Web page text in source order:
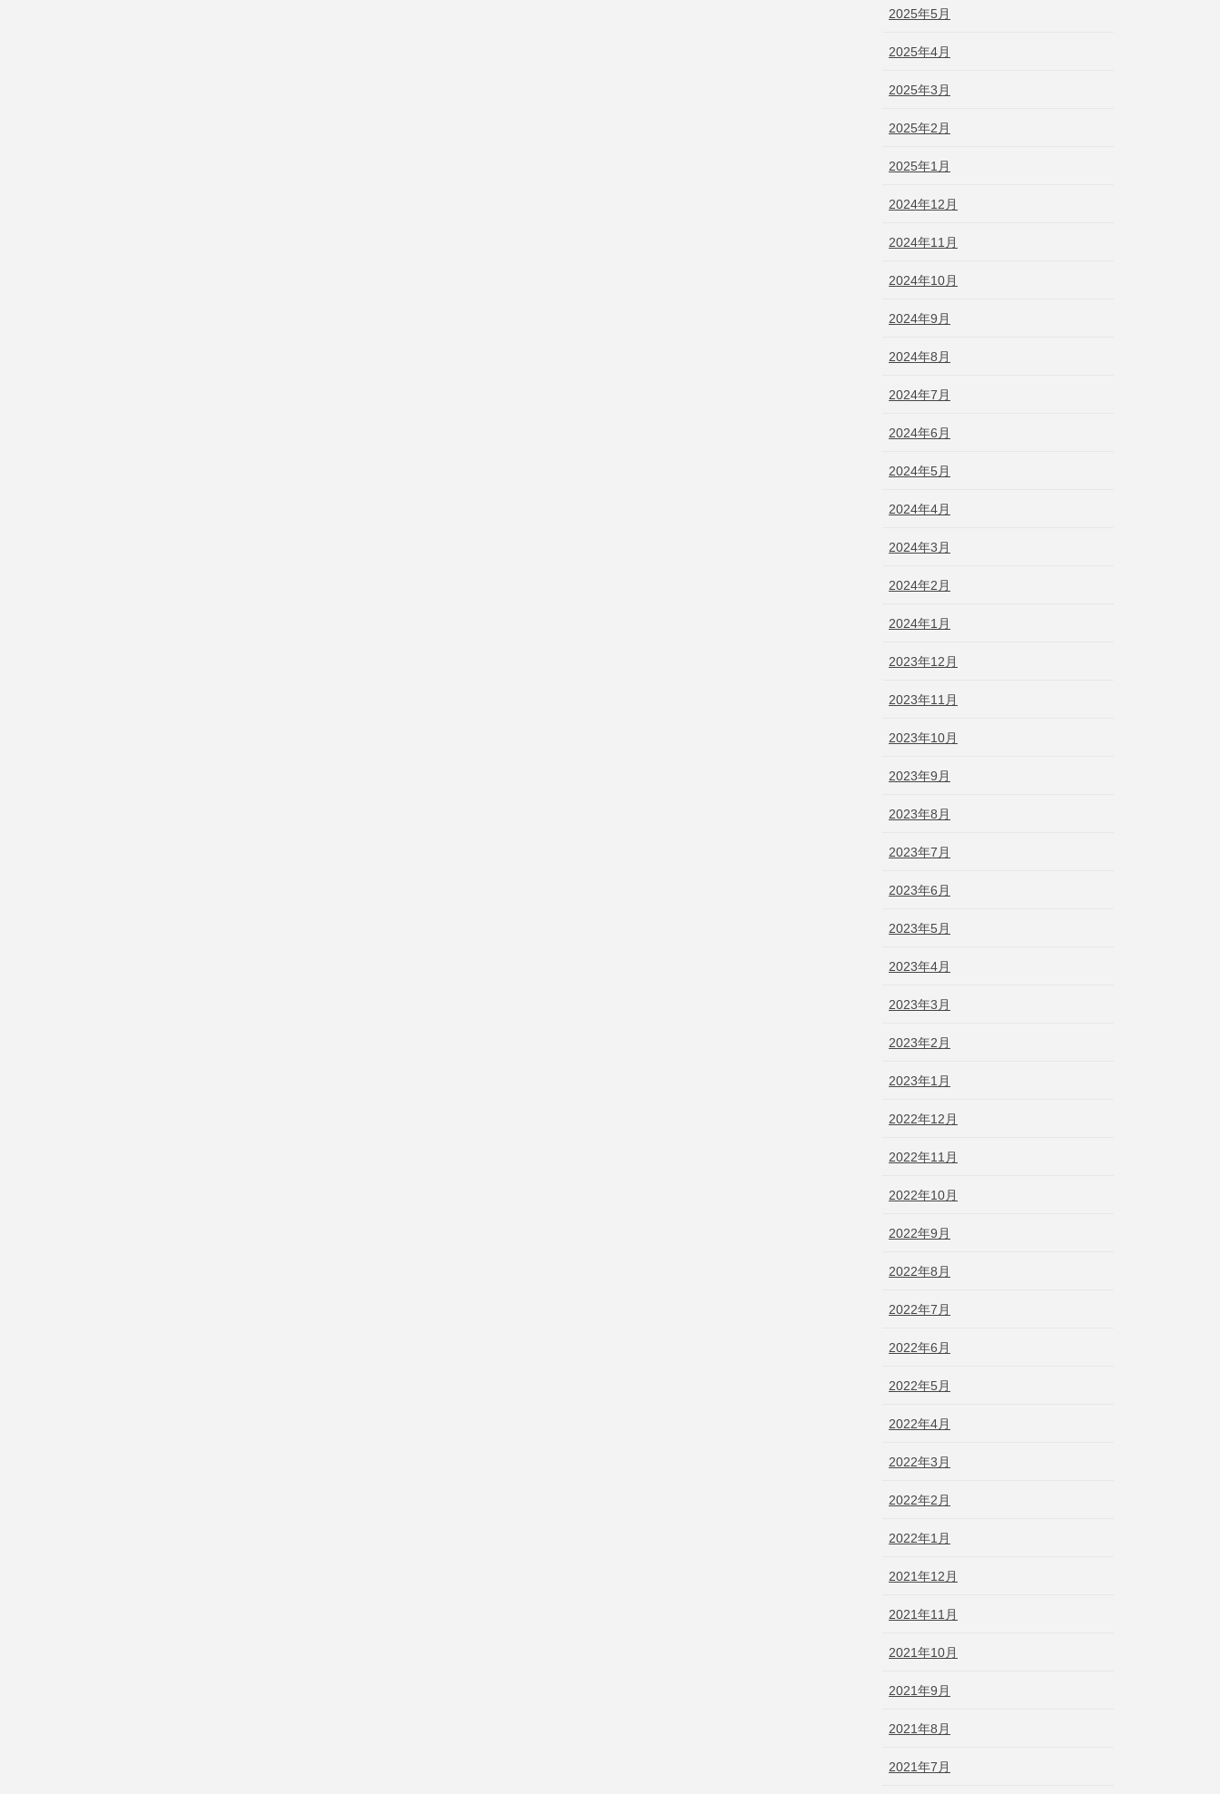
2025年5月
2025年4月
2025年3月
2025年2月
2025年1月
2024年12月
2024年11月
2024年10月
2024年9月
2024年8月
2024年7月
2024年6月
2024年5月
2024年4月
2024年3月
2024年2月
2024年1月
2023年12月
2023年11月
2023年10月
2023年9月
2023年8月
2023年7月
2023年6月
2023年5月
2023年4月
2023年3月
2023年2月
2023年1月
2022年12月
2022年11月
2022年10月
2022年9月
2022年8月
2022年7月
2022年6月
2022年5月
2022年4月
2022年3月
2022年2月
2022年1月
2021年12月
2021年11月
2021年10月
2021年9月
2021年8月
2021年7月